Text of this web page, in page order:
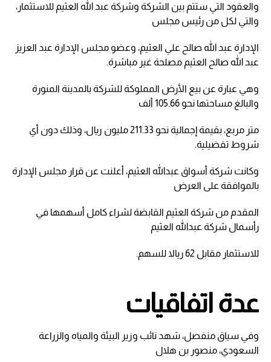
والعقود التي ستتم بين الشركة وشركة عبد الله العثيم للاستثمار،
والتي لكل من رئيس مجلس
الإدارة عبد الله صالح علي العثيم، وعضو مجلس الإدارة عبد العزيز
عبد الله صالح العثيم مصلحة غير مباشرة.
وهي عبارة عن بيع الأرض المملوكة للشركة بالمدينة المنورة
والبالغ مساحتها نحو 105.66 ألف
متر مربع، بقيمة إجمالية نحو 211.33 مليون ريال، وذلك دون أي
شروط تفضيلية.
وكانت شركة أسواق عبدالله العثيم، أعلنت عن قرار مجلس الإدارة
بالموافقة على العرض
المقدم من شركة العثيم القابضة لشراء كامل أسهمها في
رأسمال شركة عبدالله العثيم
للاستثمار مقابل 62 ريالا للسهم.
عدة اتفاقيات
وفي سياق منفصل، شهد نائب وزير البيئة والمياه والزراعة
السعودي، منصور بن هلال